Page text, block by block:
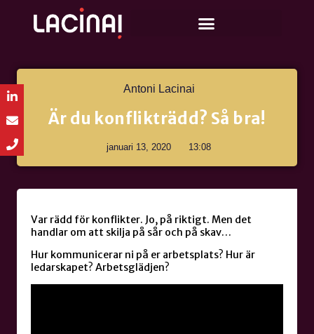
Antoni Lacinai
Är du konflikträdd? Så bra!
januari 13, 2020 13:08
Var rädd för konflikter. Jo, på riktigt. Men det
handlar om att skilja på sår och på skav…
Hur kommunicerar ni på er arbetsplats? Hur är
ledarskapet? Arbetsglädjen?